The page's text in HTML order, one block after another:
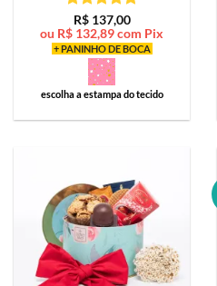
Avaliação5
de 5
R$137,00
ou R$ 132,89com Pix
+ PANINHO DE BOCA
escolha a estampa do tecido